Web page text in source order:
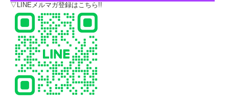
▽LINEメルマガ登録はこちら!!